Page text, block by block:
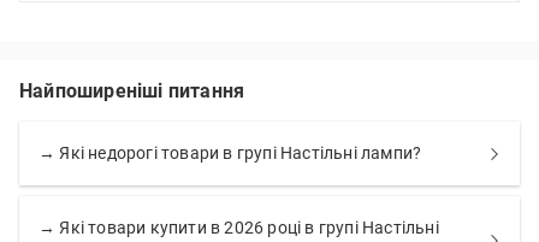
Найпоширеніші питання
→ Які недорогі товари в групі Настільні лампи?
→ Які товари купити в 2026 році в групі Настільні